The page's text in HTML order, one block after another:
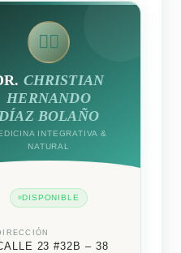
👨‍⚕️
CHRISTIAN
HERNANDO
BOLAÑO
INTEGRATIVA &
NATURAL
DISPONIBLE
23 #32B – 38